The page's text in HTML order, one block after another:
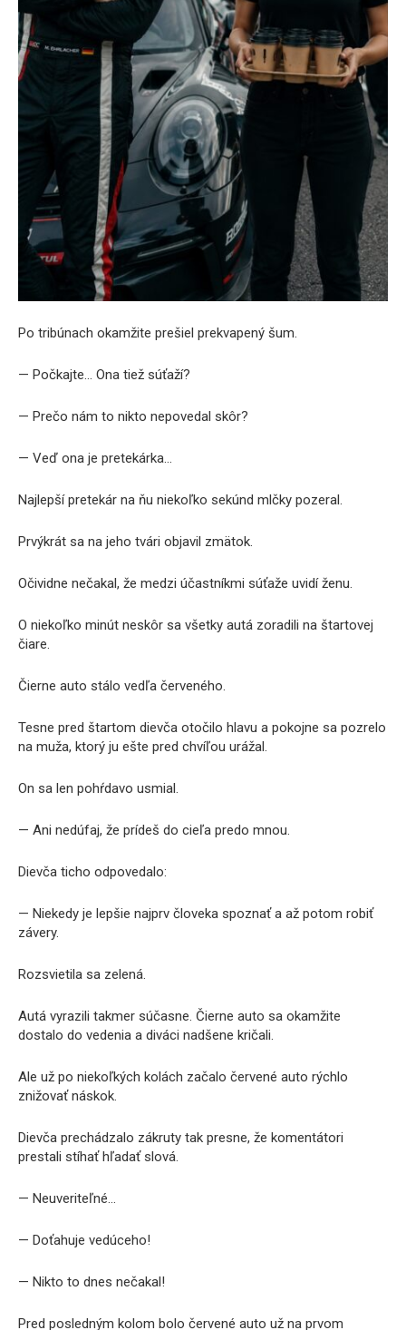
Po tribúnach okamžite prešiel prekvapený šum.
— Počkajte… Ona tiež súťaží?
— Prečo nám to nikto nepovedal skôr?
— Veď ona je pretekárka…
Najlepší pretekár na ňu niekoľko sekúnd mlčky pozeral.
Prvýkrát sa na jeho tvári objavil zmätok.
Očividne nečakal, že medzi účastníkmi súťaže uvidí ženu.
O niekoľko minút neskôr sa všetky autá zoradili na štartovej
čiare.
Čierne auto stálo vedľa červeného.
Tesne pred štartom dievča otočilo hlavu a pokojne sa pozrelo
na muža, ktorý ju ešte pred chvíľou urážal.
On sa len pohŕdavo usmial.
— Ani nedúfaj, že prídeš do cieľa predo mnou.
Dievča ticho odpovedalo:
— Niekedy je lepšie najprv človeka spoznať a až potom robiť
závery.
Rozsvietila sa zelená.
Autá vyrazili takmer súčasne. Čierne auto sa okamžite
dostalo do vedenia a diváci nadšene kričali.
Ale už po niekoľkých kolách začalo červené auto rýchlo
znižovať náskok.
Dievča prechádzalo zákruty tak presne, že komentátori
prestali stíhať hľadať slová.
— Neuveriteľné…
— Doťahuje vedúceho!
— Nikto to dnes nečakal!
Pred posledným kolom bolo červené auto už na prvom